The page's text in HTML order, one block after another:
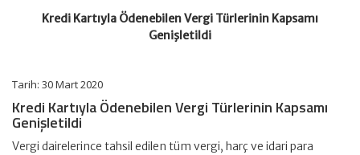
Kredi Kartıyla Ödenebilen Vergi Türlerinin Kapsamı
Genişletildi
Tarih: 30 Mart 2020
Kredi Kartıyla Ödenebilen Vergi Türlerinin Kapsamı
Genişletildi
Vergi dairelerince tahsil edilen tüm vergi, harç ve idari para